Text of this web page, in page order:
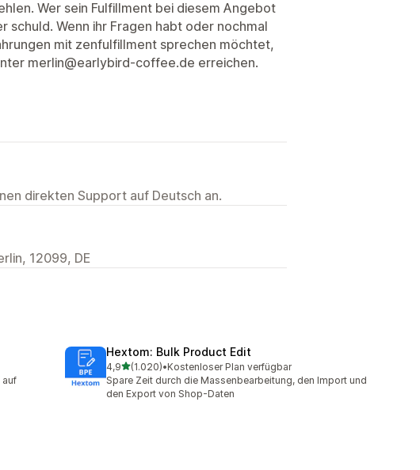
Wer sein Fulfillment bei diesem Angebot
schuld. Wenn ihr Fragen habt oder nochmal
mit zenfulfillment sprechen möchtet,
merlin@earlybird-coffee.de erreichen.
direkten Support auf Deutsch an.
12099, DE
auf
Hextom: Bulk Product Edit
4,9von 5 Sternen
(1.020)
1020 Rezensionen insgesamt
•Kostenloser Plan verfügbar
Spare Zeit durch die Massenbearbeitung, den Import und
den Export von Shop-Daten